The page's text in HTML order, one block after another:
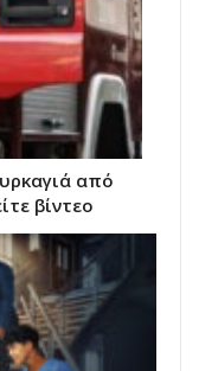
από
βίντεο